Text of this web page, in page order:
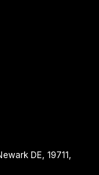
DE, 19711,